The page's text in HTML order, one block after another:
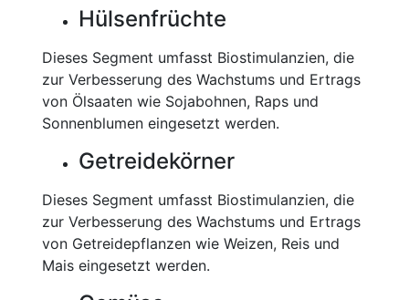
Hülsenfrüchte
Dieses Segment umfasst Biostimulanzien, die
zur Verbesserung des Wachstums und Ertrags
von Ölsaaten wie Sojabohnen, Raps und
Sonnenblumen eingesetzt werden.
Getreidekörner
Dieses Segment umfasst Biostimulanzien, die
zur Verbesserung des Wachstums und Ertrags
von Getreidepflanzen wie Weizen, Reis und
Mais eingesetzt werden.